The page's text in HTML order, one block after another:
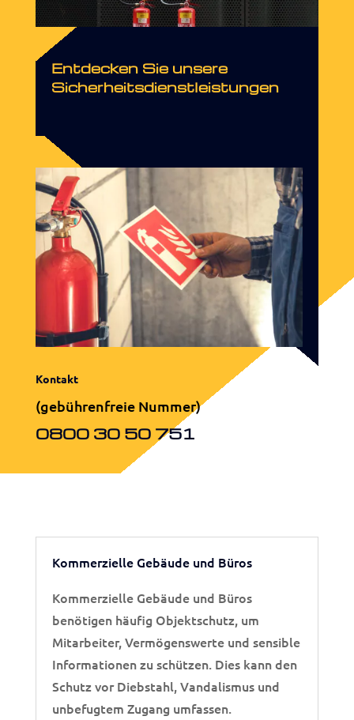
Entdecken Sie unsere
Sicherheitsdienstleistungen
Kontakt
(gebührenfreie Nummer)
0800 30 50 751
Kommerzielle Gebäude und Büros
Kommerzielle Gebäude und Büros
benötigen häufig Objektschutz, um
Mitarbeiter, Vermögenswerte und sensible
Informationen zu schützen. Dies kann den
Schutz vor Diebstahl, Vandalismus und
unbefugtem Zugang umfassen.